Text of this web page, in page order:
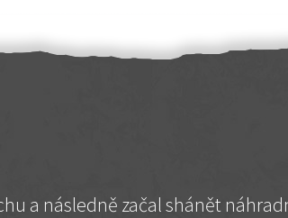
a následně začal shánět